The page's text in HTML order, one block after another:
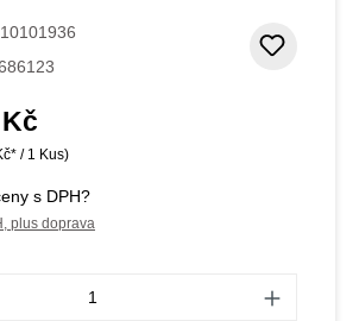
10101936
/ 1 Kus)
s DPH?
plus doprava